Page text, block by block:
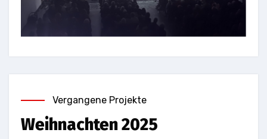
Vergangene Projekte
Weihnachten 2025